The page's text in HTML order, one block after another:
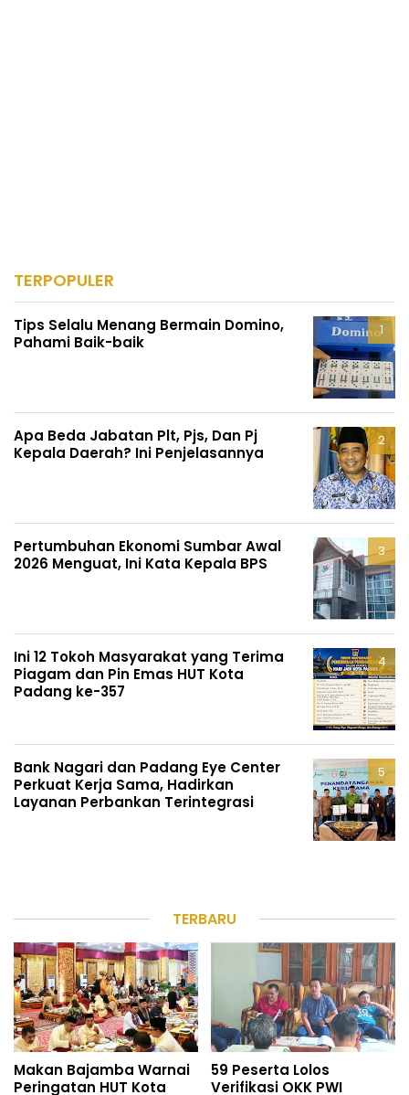
TERPOPULER
Tips Selalu Menang Bermain Domino,
Pahami Baik-baik
Apa Beda Jabatan Plt, Pjs, Dan Pj
Kepala Daerah? Ini Penjelasannya
Pertumbuhan Ekonomi Sumbar Awal
2026 Menguat, Ini Kata Kepala BPS
Ini 12 Tokoh Masyarakat yang Terima
Piagam dan Pin Emas HUT Kota
Padang ke-357
Bank Nagari dan Padang Eye Center
Perkuat Kerja Sama, Hadirkan
Layanan Perbankan Terintegrasi
TERBARU
Makan Bajamba Warnai
Peringatan HUT Kota
59 Peserta Lolos
Verifikasi OKK PWI